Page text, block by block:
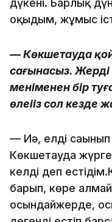
дүкені. Барлық
оқыдым, жұмыс
— Көкшетауда
сағынасыз. Жерді
меніменен бір
өлеңіңіз сол
— Иә, елді
Көкшетауда
келді деп
барып, көре алмай
осындайжерде,